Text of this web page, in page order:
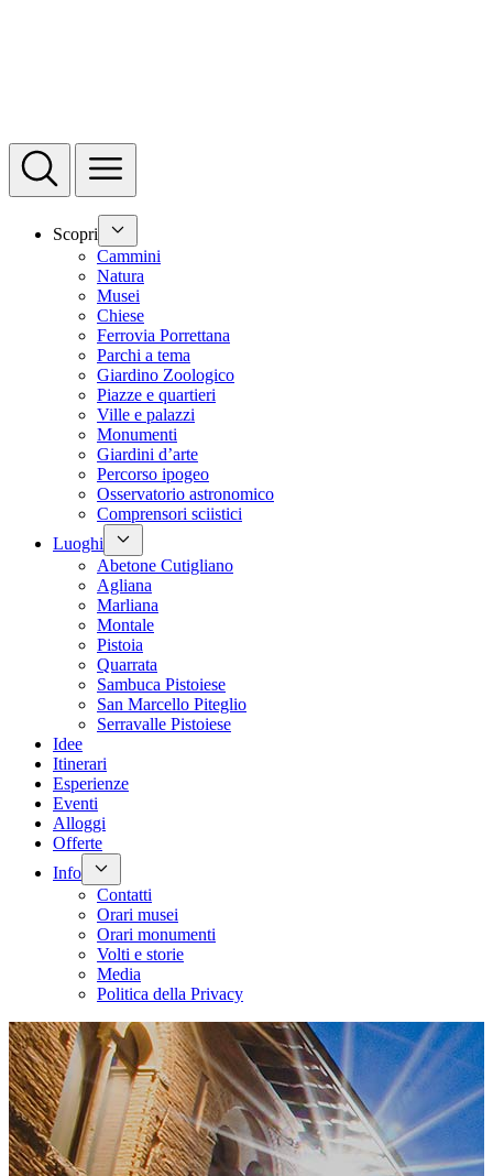
Scopri
Cammini
Natura
Musei
Chiese
Ferrovia Porrettana
Parchi a tema
Giardino Zoologico
Piazze e quartieri
Ville e palazzi
Monumenti
Giardini d’arte
Percorso ipogeo
Osservatorio astronomico
Comprensori sciistici
Luoghi
Abetone Cutigliano
Agliana
Marliana
Montale
Pistoia
Quarrata
Sambuca Pistoiese
San Marcello Piteglio
Serravalle Pistoiese
Idee
Itinerari
Esperienze
Eventi
Alloggi
Offerte
Info
Contatti
Orari musei
Orari monumenti
Volti e storie
Media
Politica della Privacy